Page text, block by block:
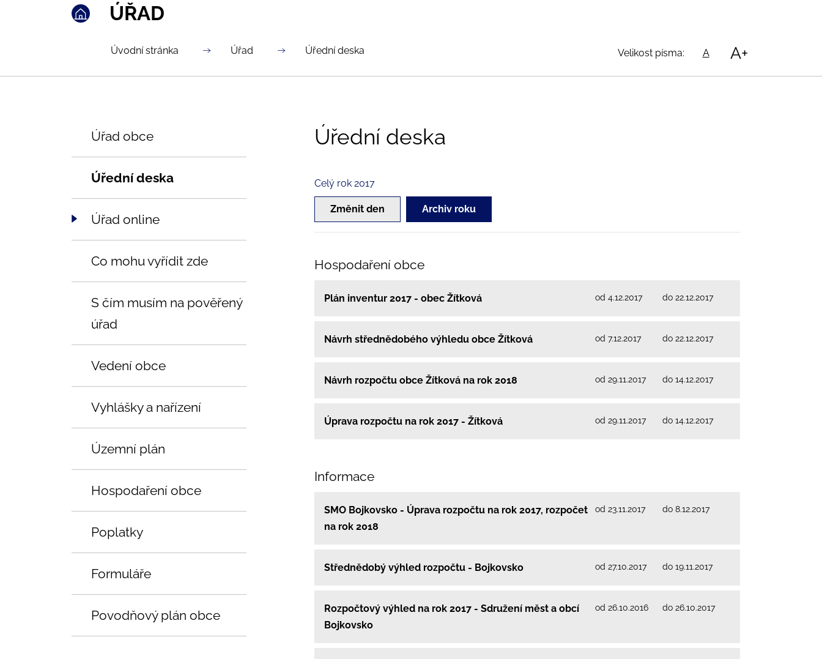
ÚŘAD
Úvodní stránka Úřad Úřední deska Velikost písma: A A+
Úřední deska
Celý rok 2017
Změnit den Archiv roku
Hospodaření obce
Plán inventur 2017 - obec Žítková od 4.12.2017 do 22.12.2017
Návrh střednědobého výhledu obce Žítková od 7.12.2017 do 22.12.2017
Návrh rozpočtu obce Žítková na rok 2018 od 29.11.2017 do 14.12.2017
Úprava rozpočtu na rok 2017 - Žítková od 29.11.2017 do 14.12.2017
Informace
SMO Bojkovsko - Úprava rozpočtu na rok 2017, rozpočet
na rok 2018
od 23.11.2017 do 8.12.2017
Střednědobý výhled rozpočtu - Bojkovsko od 27.10.2017 do 19.11.2017
Rozpočtový výhled na rok 2017 - Sdružení měst a obcí
Bojkovsko
od 26.10.2016 do 26.10.2017
Úřad obce
Úřední deska
Úřad online
Co mohu vyřídit zde
S čím musím na pověřený
úřad
Vedení obce
Vyhlášky a nařízení
Územní plán
Hospodaření obce
Poplatky
Formuláře
Povodňový plán obce